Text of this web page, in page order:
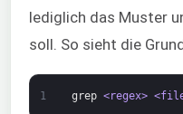
lediglich das Muster
soll. So sieht die
1 grep <regex>